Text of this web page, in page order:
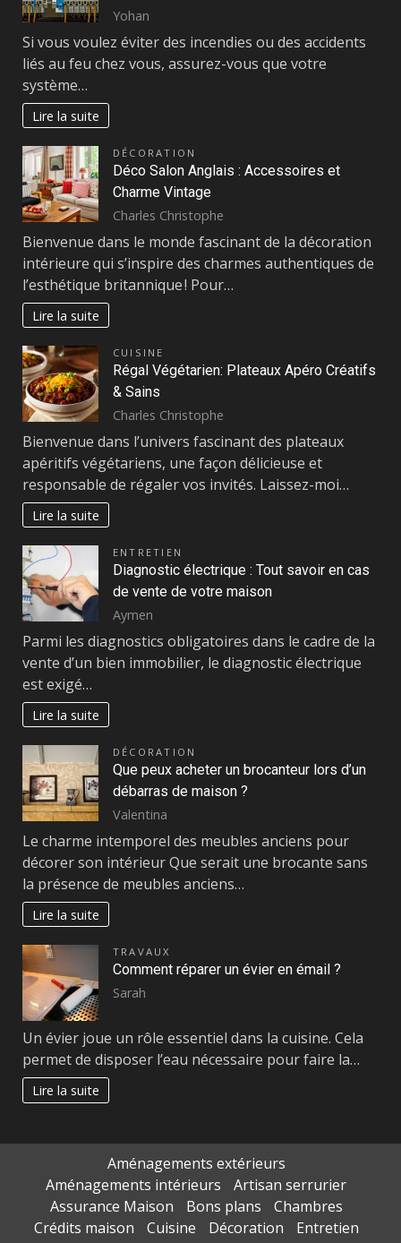
Yohan
Si vous voulez éviter des incendies ou des accidents
liés au feu chez vous, assurez-vous que votre
système…
Lire la suite
DÉCORATION
Déco Salon Anglais : Accessoires et
Charme Vintage
Charles Christophe
Bienvenue dans le monde fascinant de la décoration
intérieure qui s’inspire des charmes authentiques de
l’esthétique britannique ! Pour…
Lire la suite
CUISINE
Régal Végétarien: Plateaux Apéro Créatifs
& Sains
Charles Christophe
Bienvenue dans l’univers fascinant des plateaux
apéritifs végétariens, une façon délicieuse et
responsable de régaler vos invités. Laissez-moi…
Lire la suite
ENTRETIEN
Diagnostic électrique : Tout savoir en cas
de vente de votre maison
Aymen
Parmi les diagnostics obligatoires dans le cadre de la
vente d’un bien immobilier, le diagnostic électrique
est exigé…
Lire la suite
DÉCORATION
Que peux acheter un brocanteur lors d’un
débarras de maison ?
Valentina
Le charme intemporel des meubles anciens pour
décorer son intérieur Que serait une brocante sans
la présence de meubles anciens…
Lire la suite
TRAVAUX
Comment réparer un évier en émail ?
Sarah
Un évier joue un rôle essentiel dans la cuisine. Cela
permet de disposer l’eau nécessaire pour faire la…
Lire la suite
Aménagements extérieurs
Aménagements intérieurs
Artisan serrurier
Assurance Maison
Bons plans
Chambres
Crédits maison
Cuisine Décoration
Entretien